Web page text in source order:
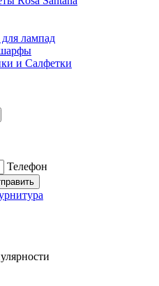
лампад
и Салфетки
Телефон